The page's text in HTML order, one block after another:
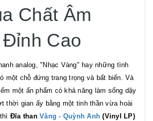
Chất Âm
Cao
analog, "Nhạc Vàng" hay những tình
một chỗ đứng trang trọng và bất biến. Và
một ấn phẩm có khả năng làm sống dậy
thời gian ấy bằng một tinh thần vừa hoài
Đĩa than Vàng - Quỳnh Anh (Vinyl LP)